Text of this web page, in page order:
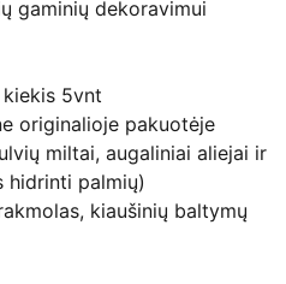
gaminių dekoravimui
5vnt
originalioje pakuotėje
miltai, augaliniai aliejai ir
hidrinti palmių)
kiaušinių baltymų